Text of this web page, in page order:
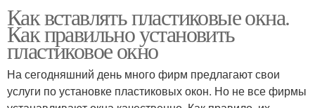
Как вставлять пластиковые окна.
Как правильно установить
пластиковое окно
На сегодняшний день много фирм предлагают свои
услуги по установке пластиковых окон. Но не все фирмы